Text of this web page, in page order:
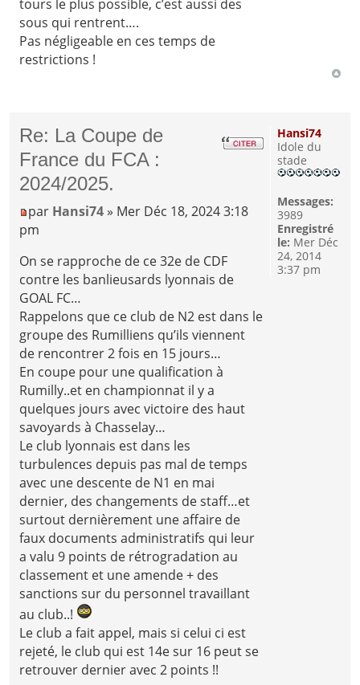
tours le plus possible, c’est aussi des
sous qui rentrent….
Pas négligeable en ces temps de
restrictions !
Re: La Coupe de
France du FCA :
2024/2025.
par Hansi74 » Mer Déc 18, 2024 3:18
pm
On se rapproche de ce 32e de CDF
contre les banlieusards lyonnais de
GOAL FC…
Rappelons que ce club de N2 est dans le
groupe des Rumilliens qu’ils viennent
de rencontrer 2 fois en 15 jours…
En coupe pour une qualification à
Rumilly..et en championnat il y a
quelques jours avec victoire des haut
savoyards à Chasselay…
Le club lyonnais est dans les
turbulences depuis pas mal de temps
avec une descente de N1 en mai
dernier, des changements de staff…et
surtout dernièrement une affaire de
faux documents administratifs qui leur
a valu 9 points de rétrogradation au
classement et une amende + des
sanctions sur du personnel travaillant
au club..!
Le club a fait appel, mais si celui ci est
rejeté, le club qui est 14e sur 16 peut se
retrouver dernier avec 2 points !!
Hansi74
Idole du
stade
Messages:
3989
Enregistré
le: Mer Déc
24, 2014
3:37 pm